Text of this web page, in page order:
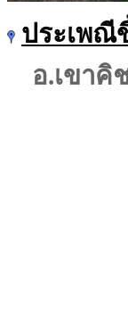
ประเพณี
อ.เขาคิ